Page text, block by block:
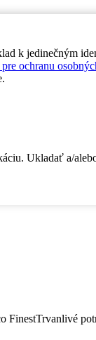
k jedinečným
ochranu
Ukladať a/
FinestTrvanlivé